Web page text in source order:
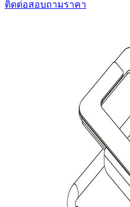
ติดต่อสอบถามราคา